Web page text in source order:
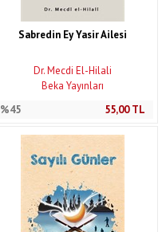
Sabredin Ey Yasir Ailesi
Dr. Mecdi El-Hilali
Beka Yayınları
%45
55,00TL